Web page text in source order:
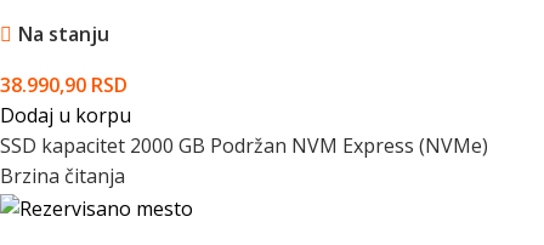
Na stanju
38.990,90 RSD
Dodaj u korpu
SSD kapacitet 2000 GB Podržan NVM Express (NVMe)
Brzina čitanja